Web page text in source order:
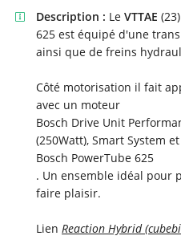
 Description : Le VTTAE
625 est équipé d'une
ainsi que de freins
Côté motorisation il fait
avec un moteur
Bosch Drive Unit
(250Watt), Smart System
Bosch PowerTube 625
. Un ensemble idéal pour
faire plaisir.
Lien Reaction Hybrid